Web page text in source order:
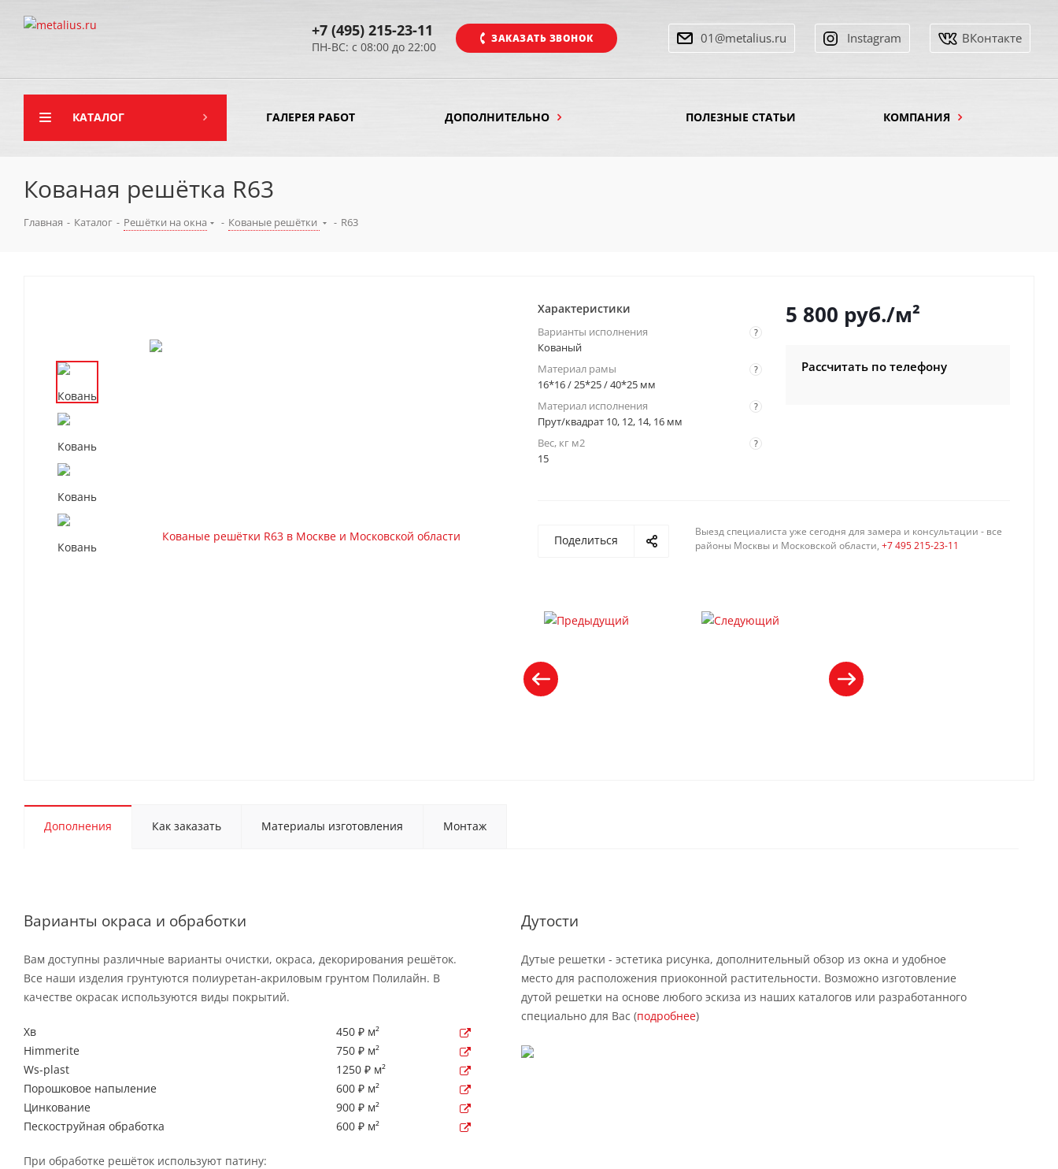
ЗАКАЗАТЬ ЗВОНОК 01@metalius.ru Instagram ВКонтакте
+7 (495) 215-23-11
ПН-ВС: с 08:00 до 22:00
КАТАЛОГ ГАЛЕРЕЯ РАБОТ ДОПОЛНИТЕЛЬНО ПОЛЕЗНЫЕ СТАТЬИ КОМПАНИЯ
Кованая решётка R63
Главная - Каталог - Решётки на окна - Кованые решётки - R63
Характеристики
?
Варианты исполнения
Кованый
?
Материал рамы
16*16 / 25*25 / 40*25 мм
?
Материал исполнения
Прут/квадрат 10, 12, 14, 16 мм
?
Вес, кг м2
15
5 800 руб./м²
Рассчитать по телефону
Поделиться
Выезд специалиста уже сегодня для замера и консультации - все
районы Москвы и Московской области, +7 495 215-23-11
Дополнения Как заказать Материалы изготовления Монтаж
Варианты окраса и обработки
Вам доступны различные варианты очистки, окраса, декорирования решёток.
Все наши изделия грунтуются полиуретан-акриловым грунтом Полилайн. В
качестве окрасак используются виды покрытий.
Хв
450 ₽ м²
Himmerite
750 ₽ м²
Ws-plast
1250 ₽ м²
Порошковое напыление
600 ₽ м²
Цинкование
900 ₽ м²
Пескоструйная обработка
600 ₽ м²
При обработке решёток используют патину:
Дутости
Дутые решетки - эстетика рисунка, дополнительный обзор из окна и удобное
место для расположения приоконной растительности. Возможно изготовление
дутой решетки на основе любого эскиза из наших каталогов или разработанного
специально для Вас (подробнее)